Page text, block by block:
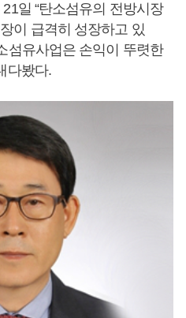
일 “탄소섬유의 전방시장
이 급격히 성장하고 있
섬유사업은 손익이 뚜렷한
다봤다.